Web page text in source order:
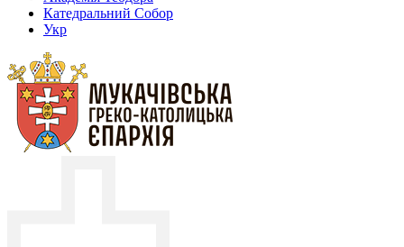
Катедральний Собор
Укр